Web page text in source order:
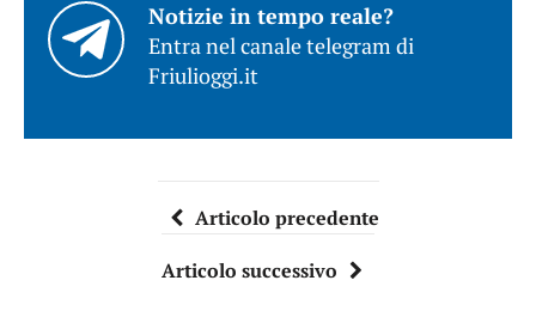
Notizie in tempo reale?
Entra nel canale telegram di
Friulioggi.it
Articolo precedente
Articolo successivo